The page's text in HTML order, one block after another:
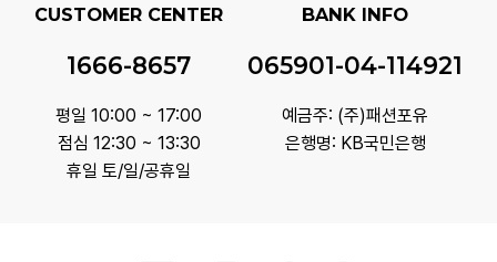
CUSTOMER CENTER
1666-8657
평일 10:00 ~ 17:00
점심 12:30 ~ 13:30
휴일 토/일/공휴일
BANK INFO
065901-04-114921
예금주: (주)패션포유
은행명: KB국민은행